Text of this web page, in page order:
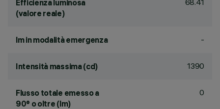
Efficienza luminosa
(valore reale)
68.41
lm in modalità emergenza -
Intensità massima (cd) 1390
Flusso totale emesso a
90° o oltre (lm)
0